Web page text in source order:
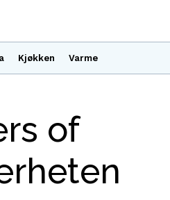
Kjøkken Varme
of